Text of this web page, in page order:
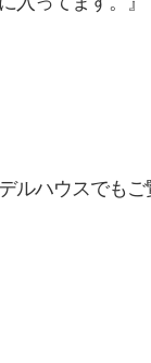
ルハウスでもご